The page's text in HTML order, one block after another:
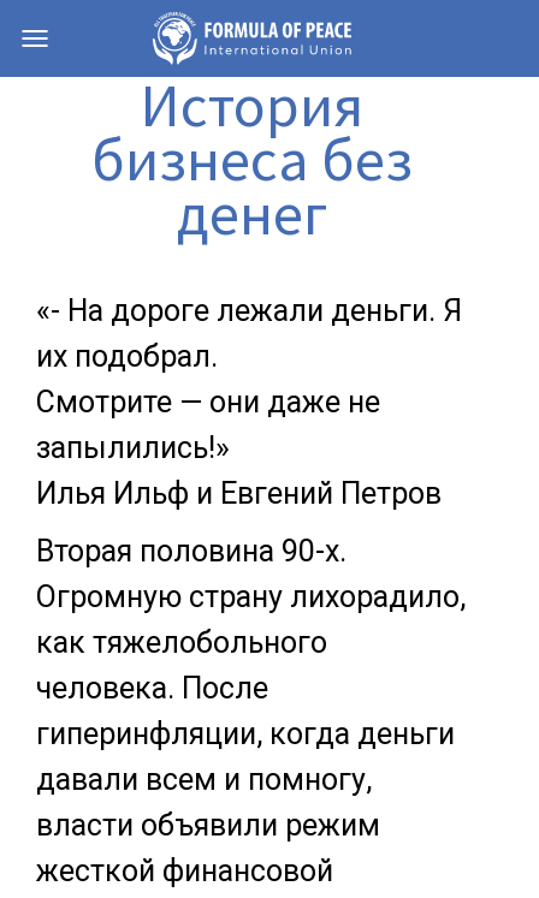
Навигация
История
бизнеса без
денег
«- На дороге лежали деньги. Я
их подобрал.
Смотрите — они даже не
запылились!»
Илья Ильф и Евгений Петров
Вторая половина 90-х.
Огромную страну лихорадило,
как тяжелобольного
человека. После
гиперинфляции, когда деньги
давали всем и помногу,
власти объявили режим
жесткой финансовой